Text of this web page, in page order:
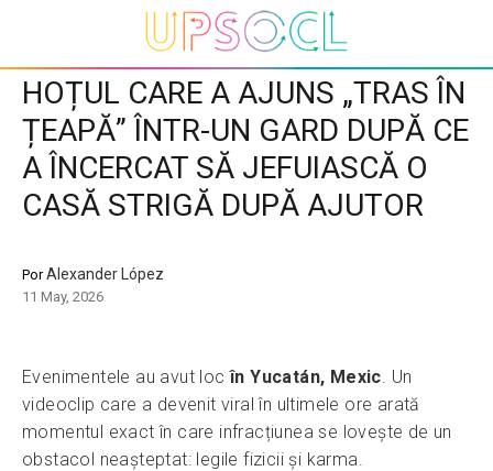
HOȚUL CARE A AJUNS „TRAS ÎN
ȚEAPĂ” ÎNTR-UN GARD DUPĂ CE
A ÎNCERCAT SĂ JEFUIASCĂ O
CASĂ STRIGĂ DUPĂ AJUTOR
PorAlexander López
11 May, 2026
Evenimentele au avut locîn Yucatán, Mexic . Un
videoclip care a devenit viral în ultimele ore arată
momentul exact în care infracțiunea se lovește de un
obstacol neașteptat: legile fizicii și karma.